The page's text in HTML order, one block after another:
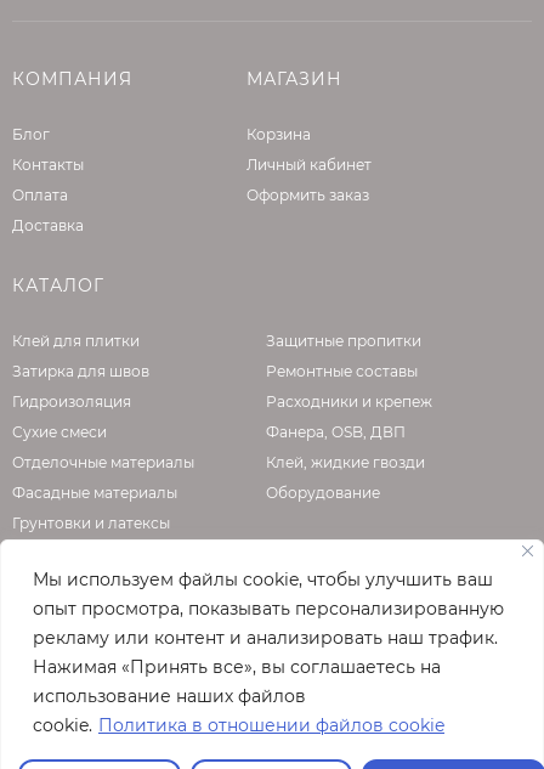
Мы используем файлы cookie, чтобы улучшить ваш
опыт просмотра, показывать персонализированную
рекламу или контент и анализировать наш трафик.
Нажимая «Принять все», вы соглашаетесь на
использование наших файлов
cookie. Политика в отношении файлов cookie
КОМПАНИЯ
Блог
Контакты
Оплата
Доставка
МАГАЗИН
Корзина
Личный кабинет
Оформить заказ
КАТАЛОГ
Клей для плитки
Затирка для швов
Гидроизоляция
Сухие смеси
Отделочные материалы
Фасадные материалы
Грунтовки и латексы
Защитные пропитки
Ремонтные составы
Расходники и крепеж
Фанера, OSB, ДВП
Клей, жидкие гвозди
Оборудование
О КОМПАНИИ
Официальная страница сайта
enzo.ru